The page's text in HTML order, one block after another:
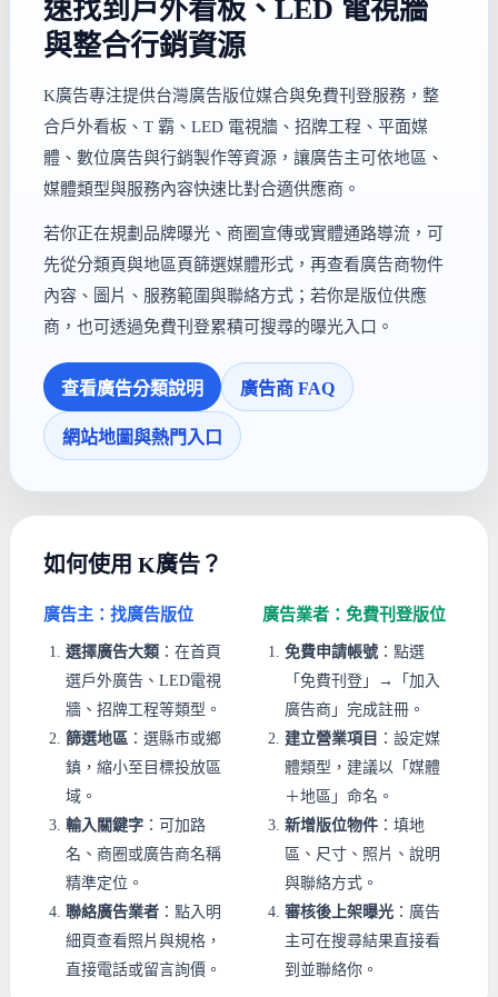
速找到戶外看板、LED 電視牆
與整合行銷資源
K廣告專注提供台灣廣告版位媒合與免費刊登服務，整
合戶外看板、T 霸、LED 電視牆、招牌工程、平面媒
體、數位廣告與行銷製作等資源，讓廣告主可依地區、
媒體類型與服務內容快速比對合適供應商。
若你正在規劃品牌曝光、商圈宣傳或實體通路導流，可
先從分類頁與地區頁篩選媒體形式，再查看廣告商物件
內容、圖片、服務範圍與聯絡方式；若你是版位供應
商，也可透過免費刊登累積可搜尋的曝光入口。
查看廣告分類說明 廣告商 FAQ
網站地圖與熱門入口
如何使用 K廣告？
廣告主：找廣告版位
選擇廣告大類 ：在首頁
選戶外廣告、LED電視
牆、招牌工程等類型。
篩選地區 ：選縣市或鄉
鎮，縮小至目標投放區
域。
輸入關鍵字 ：可加路
名、商圈或廣告商名稱
精準定位。
聯絡廣告業者 ：點入明
細頁查看照片與規格，
直接電話或留言詢價。
廣告業者：免費刊登版位
免費申請帳號 ：點選
「免費刊登」→「加入
廣告商」完成註冊。
建立營業項目 ：設定媒
體類型，建議以「媒體
＋地區」命名。
新增版位物件 ：填地
區、尺寸、照片、說明
與聯絡方式。
審核後上架曝光 ：廣告
主可在搜尋結果直接看
到並聯絡你。